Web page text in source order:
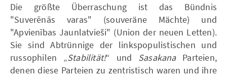
Die größte Überraschung ist das Bündnis
"Suverēnās varas" (souveräne Mächte) und
"Apvienības Jaunlatvieši" (Union der neuen Letten).
Sie sind Abtrünnige der linkspopulistischen und
russophilen „Stabilität!“ und SasakanaParteien,
denen diese Parteien zu zentristisch waren und ihre